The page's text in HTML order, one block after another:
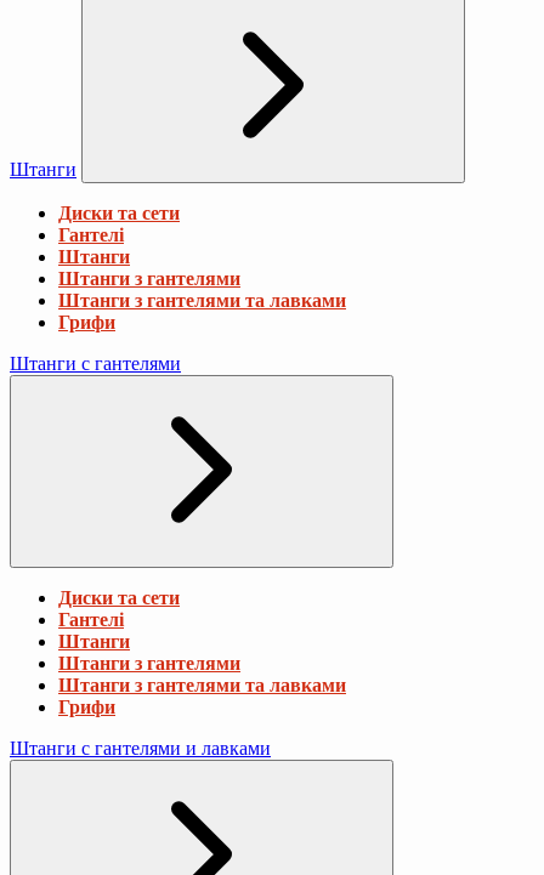
Штанги
Диски та сети
Гантелі
Штанги
Штанги з гантелями
Штанги з гантелями та лавками
Грифи
Штанги с гантелями
Диски та сети
Гантелі
Штанги
Штанги з гантелями
Штанги з гантелями та лавками
Грифи
Штанги с гантелями и лавками